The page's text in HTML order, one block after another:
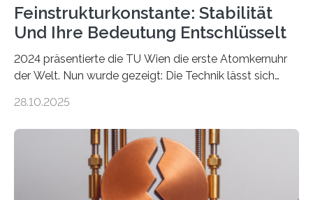
Feinstrukturkonstante: Stabilität
Und Ihre Bedeutung Entschlüsselt
2024 präsentierte die TU Wien die erste Atomkernuhr
der Welt. Nun wurde gezeigt: Die Technik lässt sich
fundamentalen Physik nachzugehen. Thorium-
Messungen verwenden. Das hatte man jahrzehntelang
vermutet, weltweit war nach den passenden
Atomkern-Zuständen gesucht worden, 2024 gelang
einem Team der TU Wien mit Unterstützung
28.10.2025